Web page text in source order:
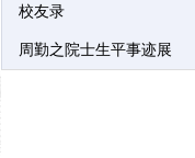
校友录
周勤之院士生平事迹展